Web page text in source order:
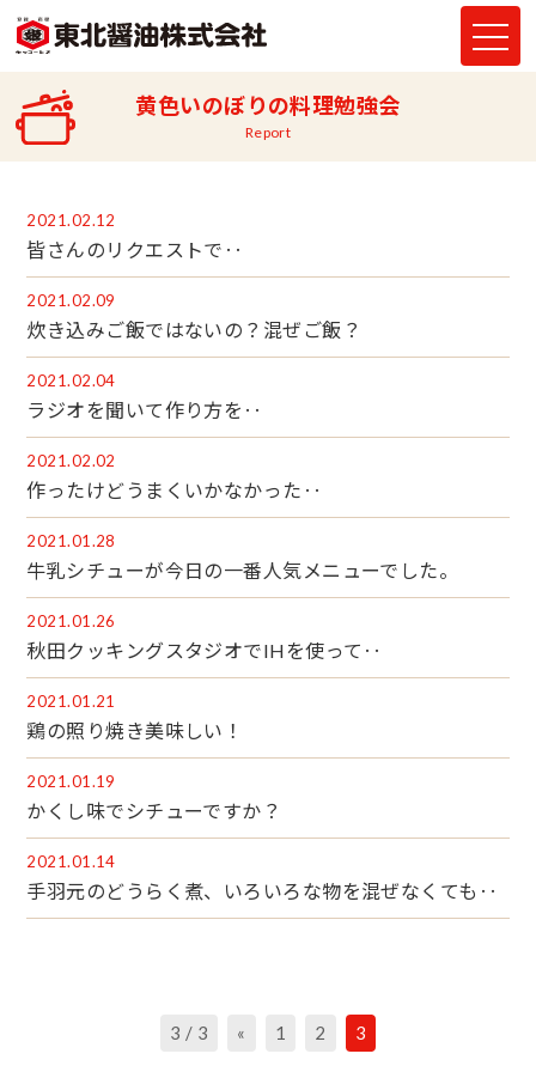
黄色いのぼりの料理勉強会
Report
2021.02.12
皆さんのリクエストで‥
2021.02.09
炊き込みご飯ではないの？混ぜご飯？
2021.02.04
ラジオを聞いて作り方を‥
2021.02.02
作ったけどうまくいかなかった‥
2021.01.28
牛乳シチューが今日の一番人気メニューでした。
2021.01.26
秋田クッキングスタジオでIHを使って‥
2021.01.21
鶏の照り焼き美味しい！
2021.01.19
かくし味でシチューですか？
2021.01.14
手羽元のどうらく煮、いろいろな物を混ぜなくても‥
3 / 3 « 1 2 3